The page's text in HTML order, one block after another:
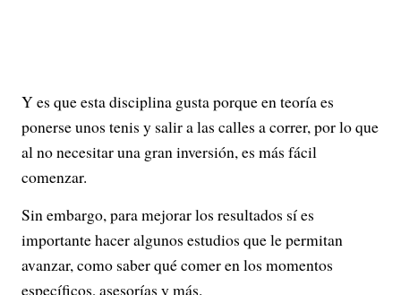
Y es que esta disciplina gusta porque en teoría es
ponerse unos tenis y salir a las calles a correr, por lo que
al no necesitar una gran inversión, es más fácil
comenzar.
Sin embargo, para mejorar los resultados sí es
importante hacer algunos estudios que le permitan
avanzar, como saber qué comer en los momentos
específicos, asesorías y más.